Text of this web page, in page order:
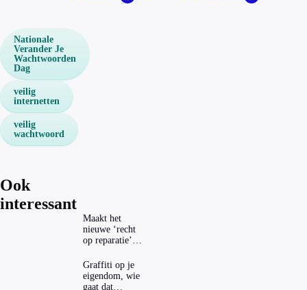
Nationale
Verander Je
Wachtwoorden
Dag
veilig
internetten
veilig
wachtwoord
Ook
interessant
Maakt het
nieuwe ‘recht
op reparatie’
echt
aantrekkelijker?
Graffiti op je
eigendom, wie
gaat dat